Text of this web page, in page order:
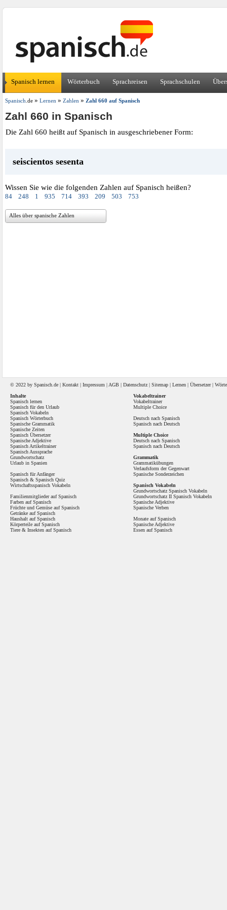
Spanisch lernen Wörterbuch Sprachreisen Sprachschulen
Spanisch .de» Lernen» Zahlen» Zahl 660 auf Spanisch
Zahl 660 in Spanisch
Die Zahl 660 heißt auf Spanisch in ausgeschriebener Form:
seiscientos sesenta
Wissen Sie wie die folgenden Zahlen auf Spanisch heißen?
84 248 1 935 714 393 209 503 753
Alles über spanische Zahlen
© 2022 by Spanisch .de | Kontakt | Impressum | AGB | Datenschutz | Sitemap | Lernen | Übersetzer|
Inhalte
Spanisch lernen
Spanisch für den Urlaub
Spanisch Vokabeln
Spanisch Wörterbuch
Spanische Grammatik
Spanische Zeiten
Spanisch Übersetzer
Spanische Adjektive
Spanisch Artikeltrainer
Spanisch Aussprache
Grundwortschatz
Urlaub in Spanien
Spanisch für Anfänger
Spanisch & Spanisch Quiz
Wirtschaftsspanisch Vokabeln
Familienmitglieder auf Spanisch
Farben auf Spanisch
Früchte und Gemüse auf Spanisch
Getränke auf Spanisch
Haushalt auf Spanisch
Körperteile auf Spanisch
Tiere & Insekten auf Spanisch
Vokabeltrainer
Vokabeltrainer
Multiple Choice
Deutsch nach Spanisch
Spanisch nach Deutsch
Multiple Choice
Deutsch nach Spanisch
Spanisch nach Deutsch
Grammatik
Grammatikübungen
Verlaufsform der Gegenwart
Spanische Sonderzeichen
Spanisch Vokabeln
Grundwortschatz Spanisch Vokabeln
Grundwortschatz II Spanisch Vokabeln
Spanische Adjektive
Spanische Verben
Monate auf Spanisch
Spanische Adjektive
Essen auf Spanisch